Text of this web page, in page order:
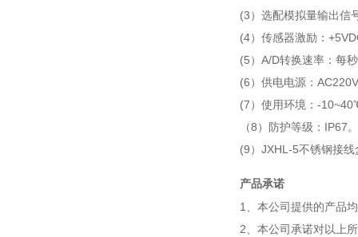
(3）选配模拟量输出信
(4）传感器激励：
(5）A/D转换速率：每
(6）供电电源：
(7）使用环境：-
（8）防护等级：IP67。
(9）JXHL-5不锈钢接
产品承诺
1、本公司提供的产品
2、本公司承诺对以上